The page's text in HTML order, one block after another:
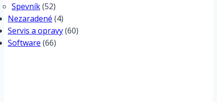
Spevník(52)
Nezaradené (4)
Servis a opravy(60)
Software (66)